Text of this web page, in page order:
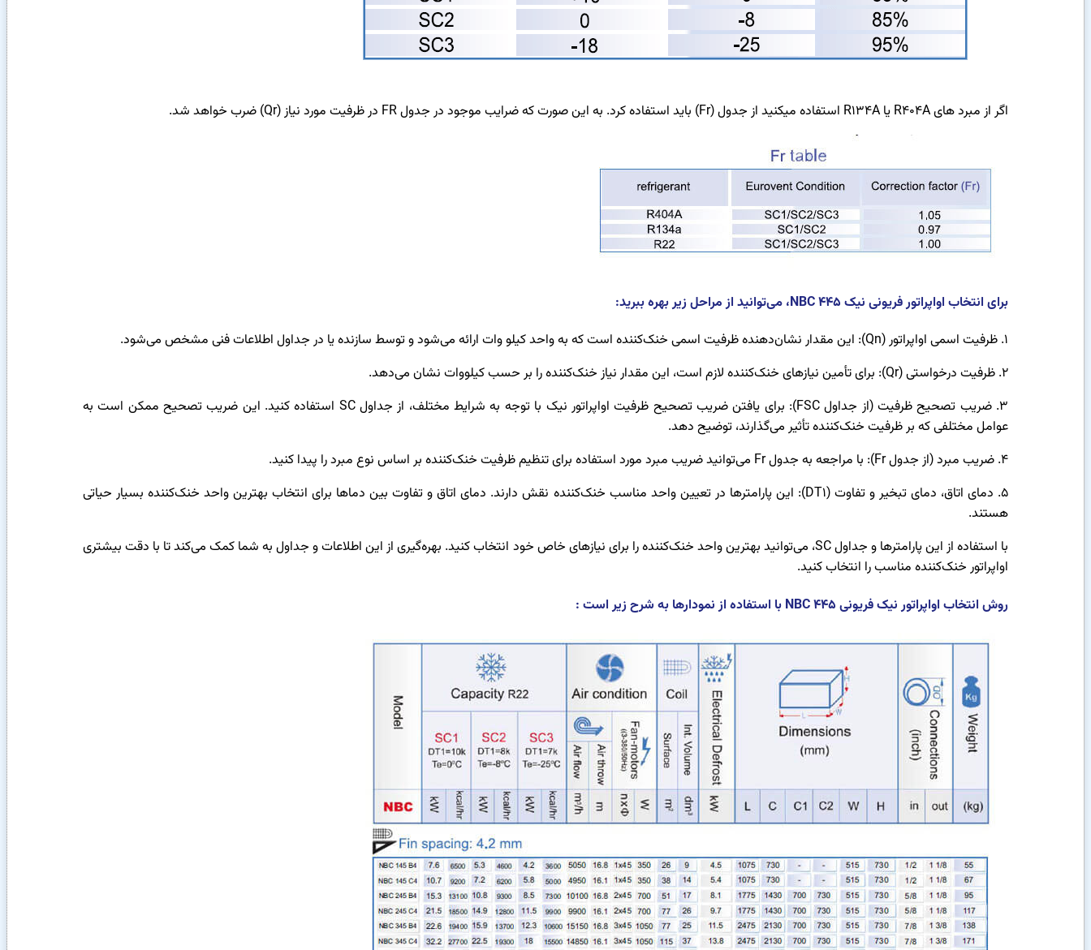
اگر از مبرد های R404A یا R134A استفاده میکنید از جدول (Fr) باید استفاده کرد. به این صورت که ضرایب موجود در جدول FR در ظرفیت مورد نیاز (Qr) ضرب خواهد شد.
برای انتخاب اواپراتور فریونی نیک NBC 445، می‌توانید از مراحل زیر بهره ببرید:
۱. ظرفیت اسمی اواپراتور (Qn): این مقدار نشان‌دهنده ظرفیت اسمی خنک‌کننده است که به واحد کیلو وات ارائه می‌شود و توسط سازنده یا در جداول اطلاعات فنی مشخص می‌شود.
۲. ظرفیت درخواستی (Qr): برای تأمین نیازهای خنک‌کننده لازم است، این مقدار نیاز خنک‌کننده را بر حسب کیلووات نشان می‌دهد.
۳. ضریب تصحیح ظرفیت (از جداول FSC): برای یافتن ضریب تصحیح ظرفیت اواپراتور نیک با توجه به شرایط مختلف، از جداول SC استفاده کنید. این ضریب تصحیح ممکن است به
عوامل مختلفی که بر ظرفیت خنک‌کننده تأثیر می‌گذارند، توضیح دهد.
۴. ضریب مبرد (از جدول Fr): با مراجعه به جدول Fr می‌توانید ضریب مبرد مورد استفاده برای تنظیم ظرفیت خنک‌کننده بر اساس نوع مبرد را پیدا کنید.
۵. دمای اتاق، دمای تبخیر و تفاوت (DT1): این پارامترها در تعیین واحد مناسب خنک‌کننده نقش دارند. دمای اتاق و تفاوت بین دماها برای انتخاب بهترین واحد خنک‌کننده بسیار حیاتی
هستند.
با استفاده از این پارامترها و جداول SC، می‌توانید بهترین واحد خنک‌کننده را برای نیازهای خاص خود انتخاب کنید. بهره‌گیری از این اطلاعات و جداول به شما کمک می‌کند تا با دقت بیشتری
اواپراتور خنک‌کننده مناسب را انتخاب کنید.
روش انتخاب اواپراتور نیک فریونی NBC 445 با استفاده از نمودارها به شرح زیر است :